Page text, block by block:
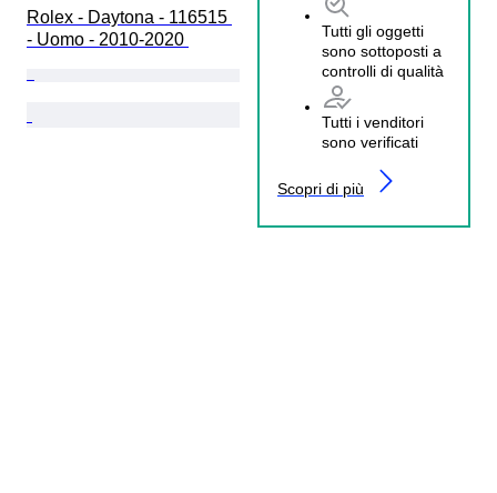
Tutti gli oggetti
sono sottoposti a
controlli di qualità
Tutti i venditori
sono verificati
Scopri di più
Rolex - Daytona - 116515
- Uomo - 2010-2020